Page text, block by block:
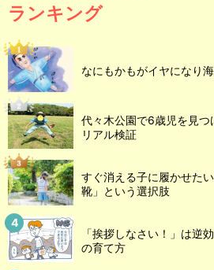
ランキング
なにもかもがイヤになり
代々木公園で6歳児を見つ
リアル検証
すぐ消える子に履かせた
靴」という選択肢
「挨拶しなさい！」は逆
の育て方